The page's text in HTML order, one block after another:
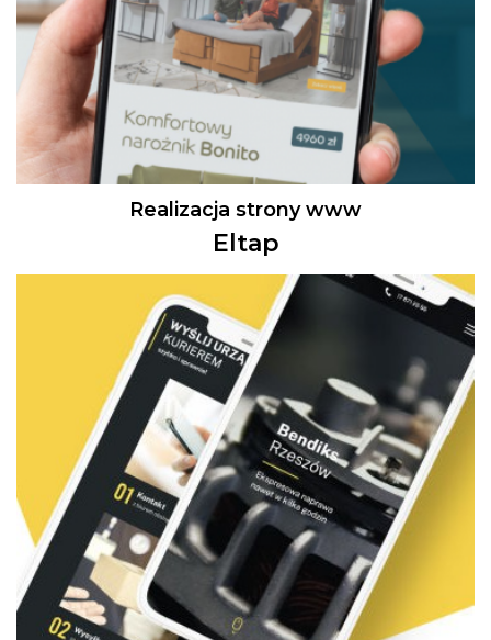
Realizacja strony www
Eltap